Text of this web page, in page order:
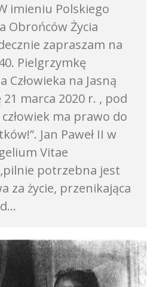
imieniu Polskiego
Obrońców Życia
zapraszam na
Pielgrzymkę
Człowieka na Jasną
marca 2020 r. , pod
człowiek ma prawo do
Jan Paweł II w
Vitae
potrzebna jest
za życie, przenikająca